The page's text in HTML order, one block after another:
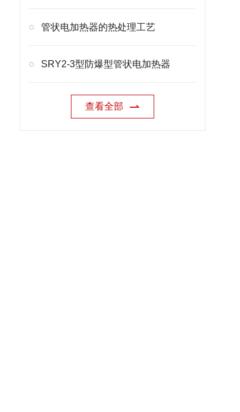
管状电加热器的热处理工艺
SRY2-3型防爆型管状电加热器
查看全部